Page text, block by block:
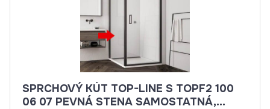
SPRCHOVÝ KÚT TOP-LINE S TOPF2 100
06 07 PEVNÁ STENA SAMOSTATNÁ,